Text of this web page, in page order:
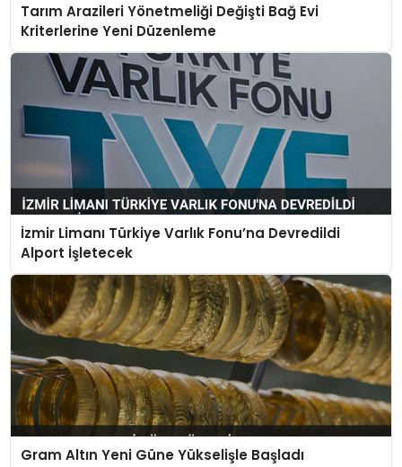
Tarım Arazileri Yönetmeliği Değişti Bağ Evi
Kriterlerine Yeni Düzenleme
İzmir Limanı Türkiye Varlık Fonu’na Devredildi
Alport İşletecek
Gram Altın Yeni Güne Yükselişle Başladı